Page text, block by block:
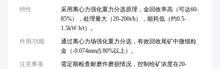
特性
采用离心力强化重力分选原理，金回收率高（可达60-
85%），处理量大（20-200t/h），能耗低（约0.5-
1.5kW·h/t）。
作用/功能
通过离心力场强化重力分选，有效回收尾矿中微细粒
金（-0.074mm占80%以上）。
注意事项
需定期检查耐磨件磨损情况，控制给矿浓度在20-